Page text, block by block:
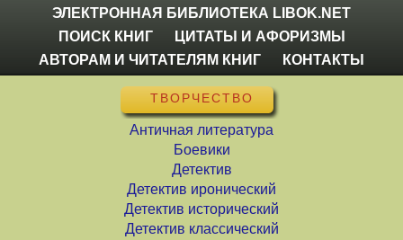
ЭЛЕКТРОННАЯ БИБЛИОТЕКА LIBOK.NET
ПОИСК КНИГ
ЦИТАТЫ И АФОРИЗМЫ
АВТОРАМ И ЧИТАТЕЛЯМ КНИГ
КОНТАКТЫ
ТВОРЧЕСТВО
Античная литература
Боевики
Детектив
Детектив иронический
Детектив исторический
Детектив классический